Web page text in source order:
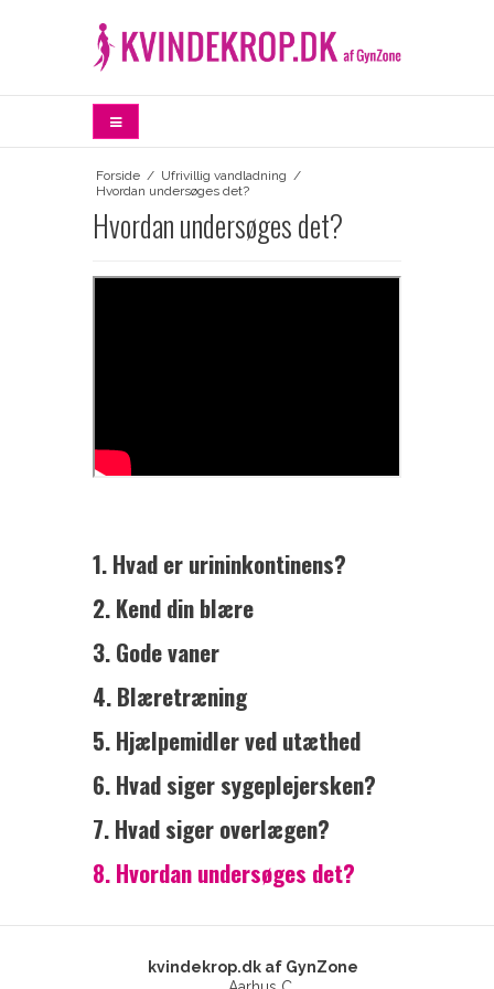
Forside / Ufrivillig vandladning /
Hvordan undersøges det?
Hvordan undersøges det?
1. Hvad er urininkontinens?
2. Kend din blære
3. Gode vaner
4. Blæretræning
5. Hjælpemidler ved utæthed
6. Hvad siger sygeplejersken?
7.Hvad siger overlægen?
8. Hvordan undersøges det?
kvindekrop.dk af GynZone